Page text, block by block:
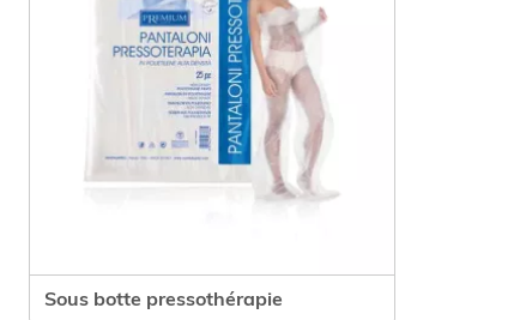
Sous botte pressothérapie
Voir le produit